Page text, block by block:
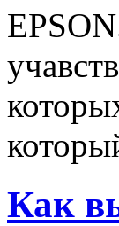
Как